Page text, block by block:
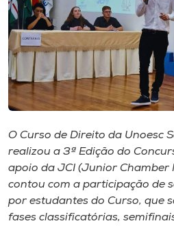
Diplomados
Cultura
CPA
Biblioteca
Editora
Rádio
O Curso de Direito da Unoesc
realizou a 3ª Edição do
apoio da JCI (Junior Chamber
contou com a participação de
por estudantes do Curso, que
fases classificatórias,